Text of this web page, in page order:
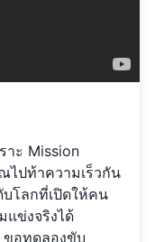
าะ Mission
ไปท้าความเร็วกัน
โลกที่เปิดให้คน
แข่งจริงได้
อทดลองขับ